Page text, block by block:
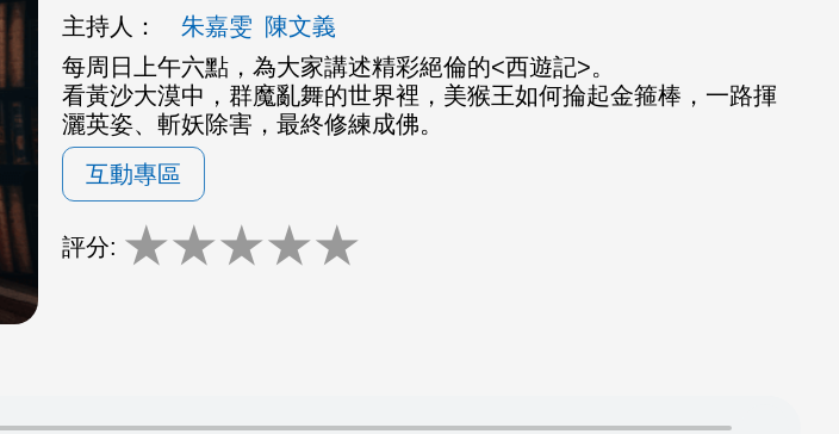
主持人：
朱嘉雯 陳文義
每周日上午六點，為大家講述精彩絕倫的<西遊記>。
看黃沙大漠中，群魔亂舞的世界裡，美猴王如何掄起金箍棒，一路揮
灑英姿、斬妖除害，最終修練成佛。
互動專區
評分: ★★★★★